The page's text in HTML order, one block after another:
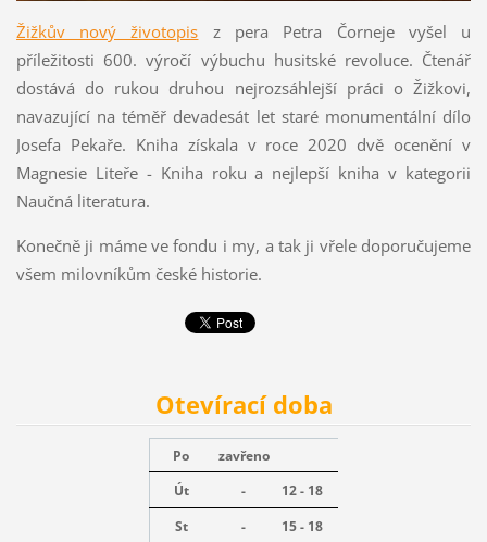
Žižkův nový životopis z pera Petra Čorneje vyšel u
příležitosti 600. výročí výbuchu husitské revoluce. Čtenář
dostává do rukou druhou nejrozsáhlejší práci o Žižkovi,
navazující na téměř devadesát let staré monumentální dílo
Josefa Pekaře. Kniha získala v roce 2020 dvě ocenění v
Magnesie Liteře - Kniha roku a nejlepší kniha v kategorii
Naučná literatura.
Konečně ji máme ve fondu i my, a tak ji vřele doporučujeme
všem milovníkům české historie.
Otevírací doba
Po
zavřeno
Út
-
12 - 18
St
-
15 - 18